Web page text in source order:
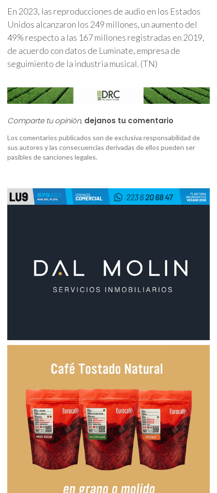
En 2023, las reproducciones de audio en los Estados
Unidos alcanzaron los 249 millones, un aumento del
49% respecto a las 167 millones registradas en 2019,
de acuerdo con datos de Luminate, empresa de
seguimiento de la industria musical. (TN)
Comparte tu opinión, dejanos tu comentario
Los comentarios publicados son de exclusiva responsabilidad de
sus autores y las consecuencias derivadas de ellos pueden ser
pasibles de sanciones legales.